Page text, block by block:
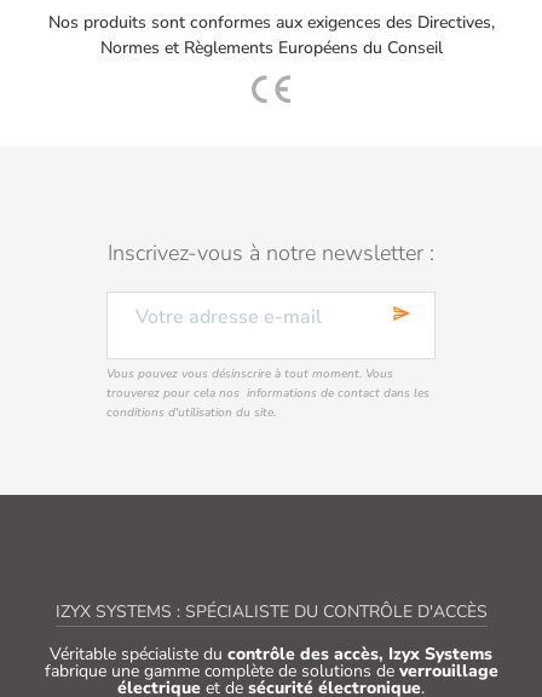
Nos produits sont conformes aux exigences des Directives,
Normes et Règlements Européens du Conseil
Inscrivez-vous à notre newsletter :
send
Vous pouvez vous désinscrire à tout moment. Vous
trouverez pour cela nos informations de contact dans les
conditions d'utilisation du site.
IZYX SYSTEMS : SPÉCIALISTE DU CONTRÔLE D'ACCÈS
Véritable spécialiste du contrôle des accès, Izyx Systems
fabrique une gamme complète de solutions de verrouillage
électrique et de sécurité électronique.